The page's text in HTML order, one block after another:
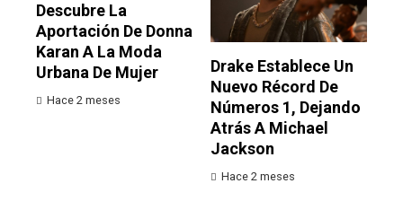
Descubre La
Aportación De Donna
Karan A La Moda
Urbana De Mujer
Hace 2 meses
Drake Establece Un
Nuevo Récord De
Números 1, Dejando
Atrás A Michael
Jackson
Hace 2 meses